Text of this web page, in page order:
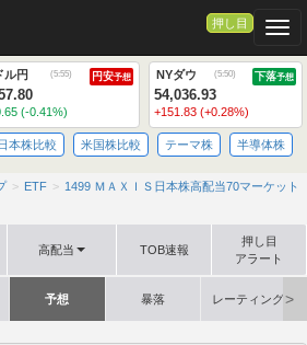
押し目
ル円 (5:55) 円安予想
(-0.41%)
NYダウ (5:50) 下落予想
54,036.93
+151.83 (+0.28%)
本株比較 米国株比較 テーマ株 半導体株
ETF
1499 ＭＡＸＩＳ日本株高配当70マーケット
高配当 TOB速報
押し目
アラート
予想 暴落 レーティング格